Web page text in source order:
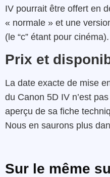
IV pourrait être offert en
« normale » et une
(le “c” étant pour cinéma).
Prix et
La date exacte de mise
du Canon 5D IV n’est
aperçu de sa fiche
Nous en saurons plus
Sur le même